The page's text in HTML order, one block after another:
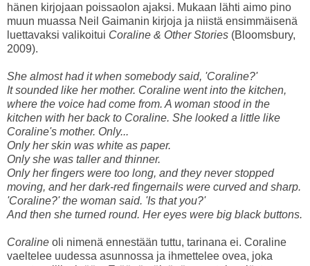
hänen kirjojaan poissaolon ajaksi. Mukaan lähti aimo pino
muun muassa Neil Gaimanin kirjoja ja niistä ensimmäisenä
luettavaksi valikoitui Coraline & Other Stories (Bloomsbury,
2009).
She almost had it when somebody said, 'Coraline?'
It sounded like her mother. Coraline went into the kitchen,
where the voice had come from. A woman stood in the
kitchen with her back to Coraline. She looked a little like
Coraline's mother. Only...
Only her skin was white as paper.
Only she was taller and thinner.
Only her fingers were too long, and they never stopped
moving, and her dark-red fingernails were curved and sharp.
'Coraline?' the woman said. 'Is that you?'
And then she turned round. Her eyes were big black buttons.
Coraline oli nimenä ennestään tuttu, tarinana ei. Coraline
vaeltelee uudessa asunnossa ja ihmettelee ovea, joka